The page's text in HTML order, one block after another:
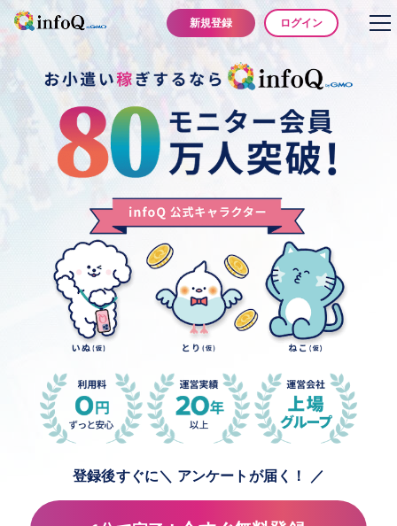
新規登録 ログイン
登録後すぐに＼ アンケートが届く！ ／